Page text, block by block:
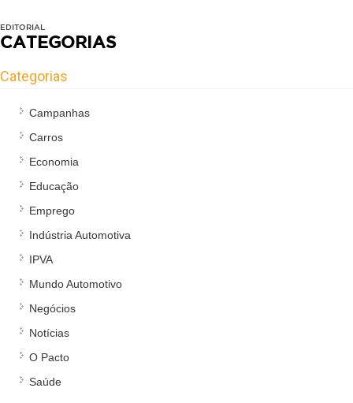
EDITORIAL
CATEGORIAS
Categorias
Campanhas
Carros
Economia
Educação
Emprego
Indústria Automotiva
IPVA
Mundo Automotivo
Negócios
Notícias
O Pacto
Saúde